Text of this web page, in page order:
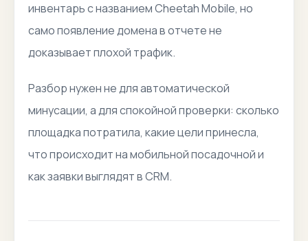
инвентарь с названием Cheetah Mobile, но
само появление домена в отчете не
доказывает плохой трафик.
Разбор нужен не для автоматической
минусации, а для спокойной проверки: сколько
площадка потратила, какие цели принесла,
что происходит на мобильной посадочной и
как заявки выглядят в CRM.